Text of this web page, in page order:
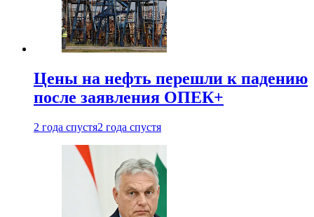
Цены на нефть перешли к падению
после заявления ОПЕК+
2 года спустя2 года спустя